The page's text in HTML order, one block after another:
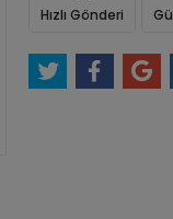
Hızlı Gönderi